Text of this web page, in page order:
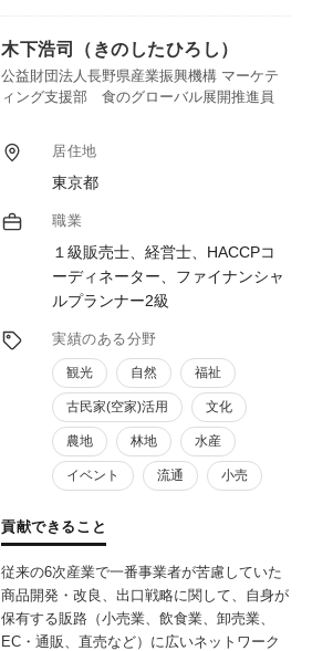
木下浩司（きのしたひろし）
公益財団法人長野県産業振興機構 マーケテ
ィング支援部 食のグローバル展開推進員
居住地
東京都
職業
１級販売士、経営士、HACCPコ
ーディネーター、ファイナンシャ
ルプランナー2級
実績のある分野
観光 自然 福祉
古民家(空家)活用 文化
農地 林地 水産
イベント 流通 小売
貢献できること
従来の6次産業で一番事業者が苦慮していた
商品開発・改良、出口戦略に関して、自身が
保有する販路（小売業、飲食業、卸売業、
EC・通販、直売など）に広いネットワーク